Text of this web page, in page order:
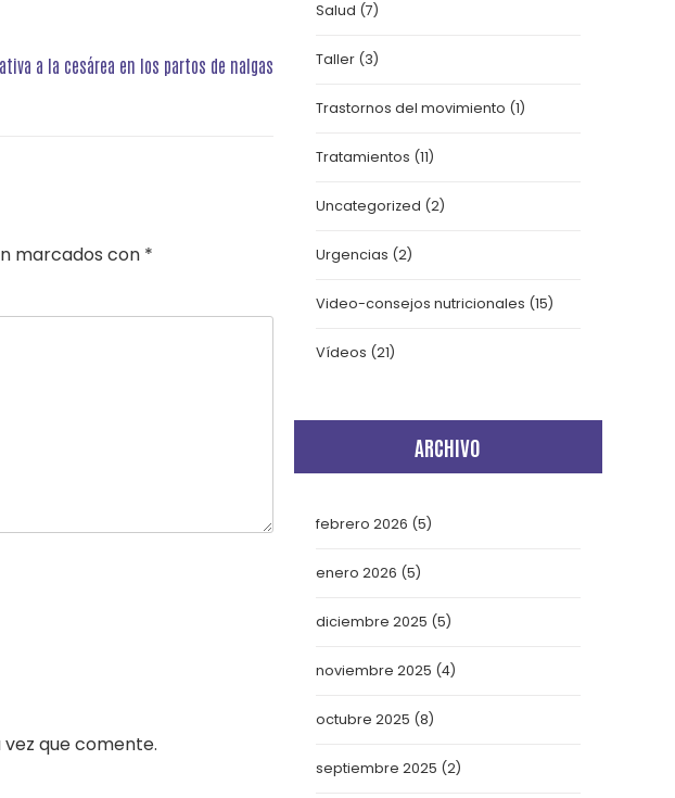
a la cesárea en los partos de nalgas
marcados con *
que comente.
Salud (7)
Taller(3)
Trastornos del movimiento (1)
Tratamientos (11)
Uncategorized (2)
Urgencias (2)
Video-consejos nutricionales (15)
Vídeos (21)
ARCHIVO
febrero 2026 (5)
enero 2026 (5)
diciembre 2025 (5)
noviembre 2025 (4)
octubre 2025 (8)
septiembre 2025 (2)